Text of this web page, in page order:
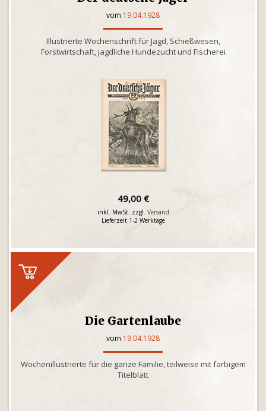
vom 19.04.1928
Illustrierte Wochenschrift für Jagd, Schießwesen,
Forstwirtschaft, jagdliche Hundezucht und Fischerei
49,00 €
inkl. MwSt. zzgl. Versand
Lieferzeit 1-2 Werktage
Die Gartenlaube
vom 19.04.1928
Wochenillustrierte für die ganze Familie, teilweise mit farbigem
Titelblatt